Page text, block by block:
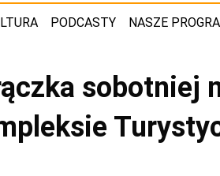
PODCASTY NASZE
sobotniej